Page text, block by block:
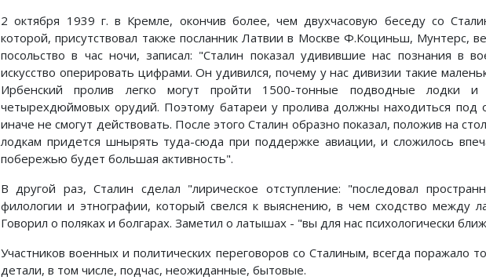
2 октября 1939 г. в Кремле, окончив более, чем двухчасовую беседу со
которой, присутствовал также посланник Латвии в Москве Ф.Коциньш, Мунтерс,
посольство в час ночи, записал: "Сталин показал удивившие нас познания в
искусство оперировать цифрами. Он удивился, почему у нас дивизии такие
Ирбенский пролив легко могут пройти 1500-тонные подводные лодки и
четырехдюймовых орудий. Поэтому батареи у пролива должны находиться под
иначе не смогут действовать. После этого Сталин образно показал, положив на
лодкам придется шнырять туда-сюда при поддержке авиации, и сложилось
побережью будет большая активность".
В другой раз, Сталин сделал "лирическое отступление: "последовал
филологии и этнографии, который свелся к выяснению, в чем сходство между
Говорил о поляках и болгарах. Заметил о латышах - "вы для нас психологически
Участников военных и политических переговоров со Сталиным, всегда поражало
детали, в том числе, подчас, неожиданные, бытовые.